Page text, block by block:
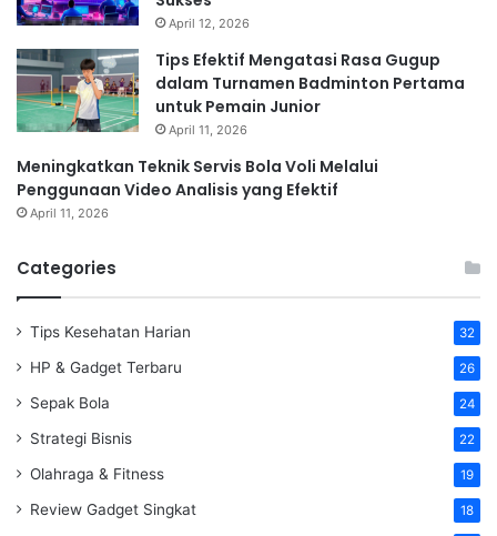
April 12, 2026
Tips Efektif Mengatasi Rasa Gugup
dalam Turnamen Badminton Pertama
untuk Pemain Junior
April 11, 2026
Meningkatkan Teknik Servis Bola Voli Melalui
Penggunaan Video Analisis yang Efektif
April 11, 2026
Categories
Tips Kesehatan Harian 32
HP & Gadget Terbaru 26
Sepak Bola 24
Strategi Bisnis 22
Olahraga & Fitness 19
Review Gadget Singkat 18